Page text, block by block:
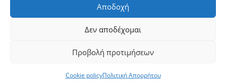
Αποδοχή
Δεν αποδέχομαι
Προβολή προτιμήσεων
Cookie policyΠολιτική Απορρήτου
Ο ΜΗΤΡΟΠΟΛΙΤΗΣ
† Ὁ Σερρῶν καί Νιγρίτης Θεολόγος
Πολιτική Απορρήτου|Πολιτική Cookies